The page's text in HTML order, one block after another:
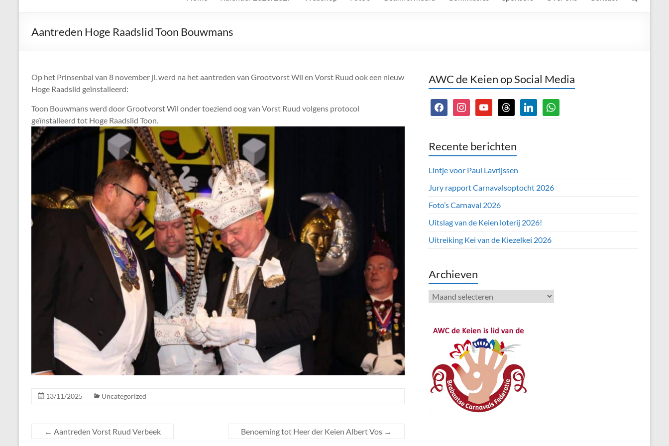
Keien
Carnavalsvereniging
De
Aantreden Hoge Raadslid Toon Bouwmans
Op het Prinsenbal van 8 november jl. werd na het aantreden van Grootvorst Wil en Vorst Ruud ook een nieuw
Hoge Raadslid geïnstalleerd:
Toon Bouwmans werd door Grootvorst Wil onder toeziend oog van Vorst Ruud volgens protocol
geïnstalleerd tot Hoge Raadslid Toon.
13/11/2025 Uncategorized
← Aantreden Vorst Ruud Verbeek Benoeming tot Heer der Keien Albert Vos →
AWC de Keien op Social Media
facebookinstagramyoutubethreads linkedinwhatsapp
Recente berichten
Lintje voor Paul Lavrijssen
Jury rapport Carnavalsoptocht 2026
Foto’s Carnaval 2026
Uitslag van de Keien loterij 2026!
Uitreiking Kei van de Kiezelkei 2026
Archieven
Archieven